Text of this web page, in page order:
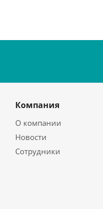
Компания
О компании
Новости
Сотрудники